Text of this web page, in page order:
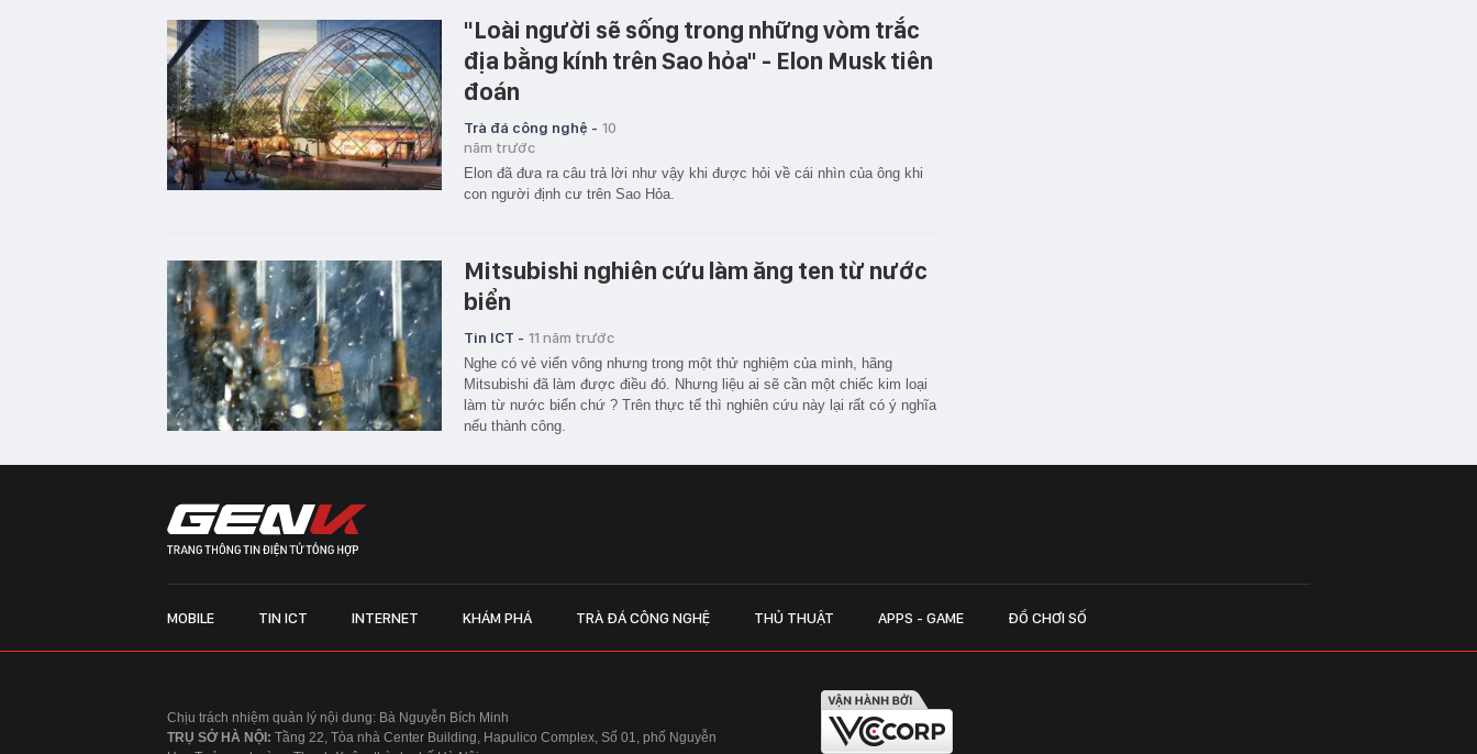
"Loài người sẽ sống trong những vòm trắc
địa bằng kính trên Sao hỏa" - Elon Musk tiên
đoán
Trà đá công nghệ - 10
năm trước
Elon đã đưa ra câu trả lời như vậy khi được hỏi về cái nhìn của ông khi
con người định cư trên Sao Hỏa.
Mitsubishi nghiên cứu làm ăng ten từ nước
biển
Tin ICT - 11 năm trước
Nghe có vẻ viển vông nhưng trong một thử nghiệm của mình, hãng
Mitsubishi đã làm được điều đó. Nhưng liệu ai sẽ cần một chiếc kim loại
làm từ nước biển chứ ? Trên thực tế thì nghiên cứu này lại rất có ý nghĩa
nếu thành công.
MOBILE TIN ICT INTERNET KHÁM PHÁ TRÀ ĐÁ CÔNG NGHỆ THỦ THUẬT APPS - GAME ĐỒ CHƠI SỐ
Chịu trách nhiệm quản lý nội dung: Bà Nguyễn Bích Minh
TRỤ SỞ HÀ NỘI: Tầng 22, Tòa nhà Center Building, Hapulico Complex, Số 01, phố Nguyễn